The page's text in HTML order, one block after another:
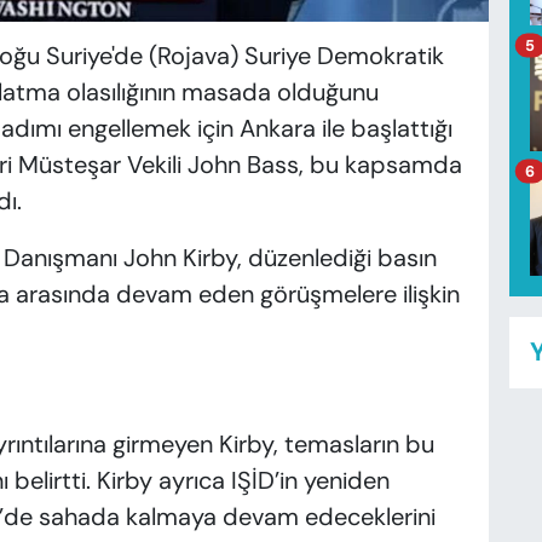
Suriye'de (Rojava) Suriye Demokratik
olasılığının masada olduğunu
engellemek için Ankara ile başlattığı
Müsteşar Vekili John Bass, bu kapsamda
John Kirby, düzenlediği basın
arasında devam eden görüşmelere ilişkin
girmeyen Kirby, temasların bu
belirtti. Kirby ayrıca IŞİD’in yeniden
sahada kalmaya devam edeceklerini
5
6